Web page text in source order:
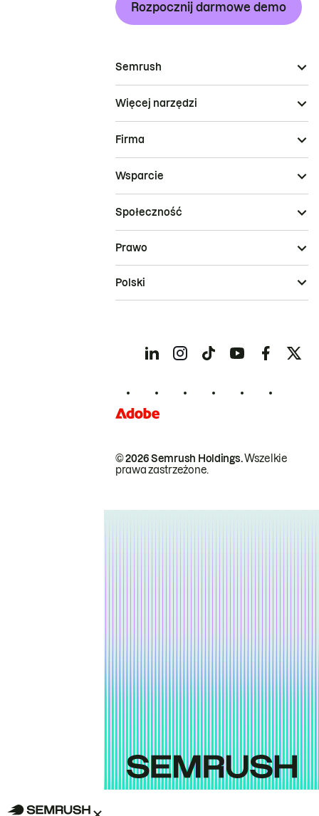
Rozpocznij darmowe demo
Semrush
Więcej narzędzi
Firma
Wsparcie
Społeczność
© 2026 Semrush Holdings.Wszelkie
prawa zastrzeżone.
Prawo
Polski